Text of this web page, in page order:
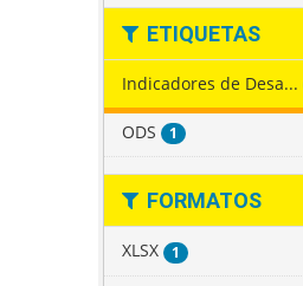
ETIQUETAS
Indicadores de Desa...
ODS 1
FORMATOS
XLSX 1